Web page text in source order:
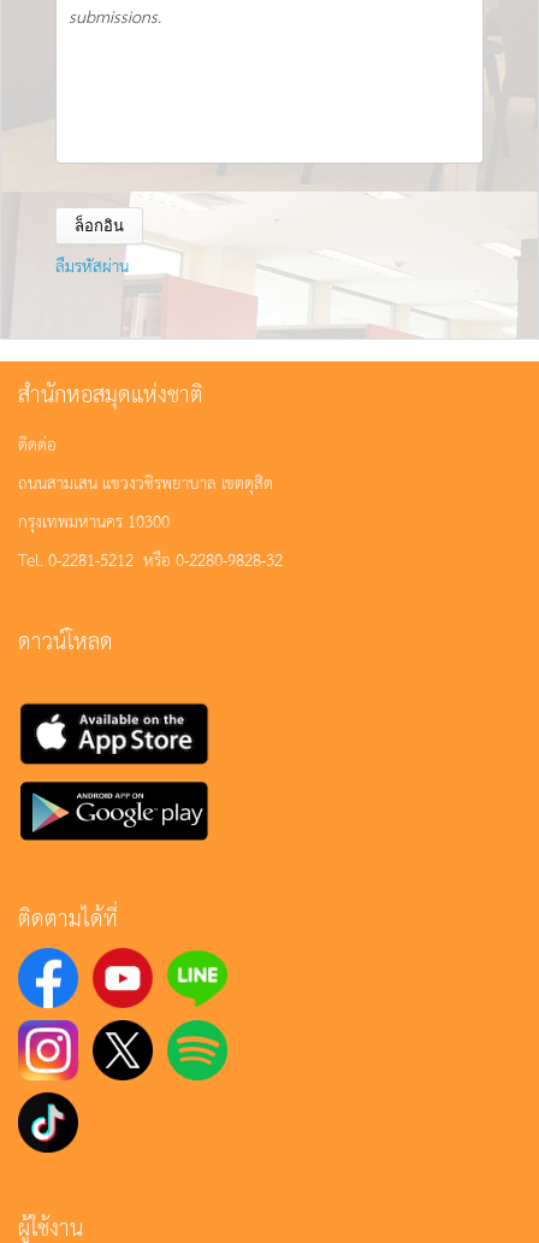
submissions.
ลืมรหัสผ่าน
สำนักหอสมุดแห่งชาติ
ติดต่อ
ถนนสามเสน แขวงวชิรพยาบาล เขตดุสิต
กรุงเทพมหานคร 10300
Tel. 0-2281-5212 หรือ 0-2280-9828-32
ดาวน์โหลด
ติดตามได้ที่
ผู้ใช้งาน